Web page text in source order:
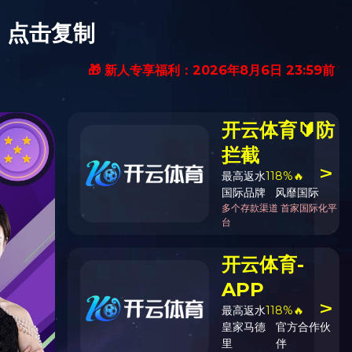
页版|米兰在线注册_米兰(中国)|